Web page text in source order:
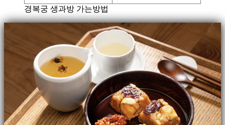
경복궁 생과방 가는방법